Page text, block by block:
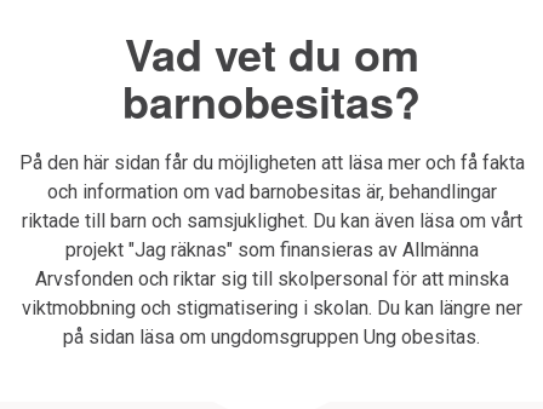
Vad vet du om
barnobesitas?
På den här sidan får du möjligheten att läsa mer och få fakta
och information om vad barnobesitas är, behandlingar
riktade till barn och samsjuklighet. Du kan även läsa om vårt
projekt "Jag räknas" som finansieras av Allmänna
Arvsfonden och riktar sig till skolpersonal för att minska
viktmobbning och stigmatisering i skolan. Du kan längre ner
på sidan läsa om ungdomsgruppen Ung obesitas.